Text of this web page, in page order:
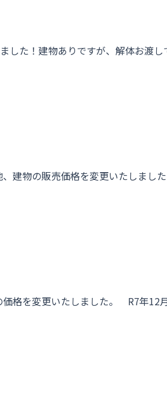
した！建物ありですが、解体お渡し
建物の販売価格を変更いたしまし
価格を変更いたしました。 R7年12